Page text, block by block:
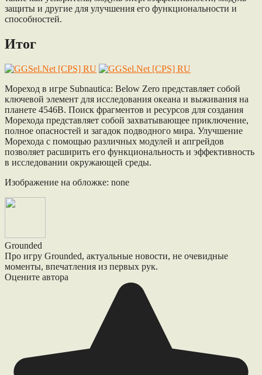
защиты и другие для улучшения его функциональности и
способностей.
Итог
Мореход в игре Subnautica: Below Zero представляет собой
ключевой элемент для исследования океана и выживания на
планете 4546B. Поиск фрагментов и ресурсов для создания
Морехода представляет собой захватывающее приключение,
полное опасностей и загадок подводного мира. Улучшение
Морехода с помощью различных модулей и апгрейдов
позволяет расширить его функциональность и эффективность
в исследовании окружающей среды.
Изображение на обложке: none
Grounded
Про игру Grounded, актуальные новости, не очевидные
моменты, впечатления из первых рук.
Оцените автора